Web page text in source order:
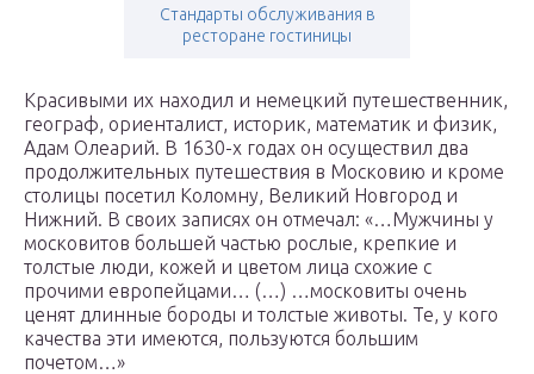
Стандарты обслуживания в
ресторане гостиницы
Красивыми их находил и немецкий путешественник,
географ, ориенталист, историк, математик и физик,
Адам Олеарий. В 1630-х годах он осуществил два
продолжительных путешествия в Московию и кроме
столицы посетил Коломну, Великий Новгород и
Нижний. В своих записях он отмечал: «…Мужчины у
московитов большей частью рослые, крепкие и
толстые люди, кожей и цветом лица схожие с
прочими европейцами… (…) …московиты очень
ценят длинные бороды и толстые животы. Те, у кого
качества эти имеются, пользуются большим
почетом…»